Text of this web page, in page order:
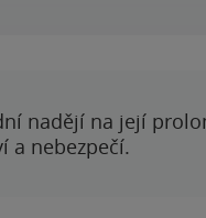
nadějí na její
a nebezpečí.